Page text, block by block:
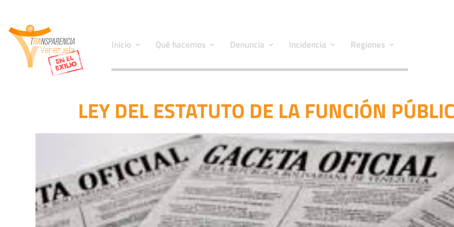
Inicio Qué hacemos Denuncia Incidencia Regiones
LEY DEL ESTATUTO DE LA FUNCIÓN